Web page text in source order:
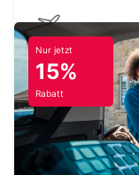
NAGASAKI
OMURA - JAPAN
Nur jetzt
15%
Rabatt